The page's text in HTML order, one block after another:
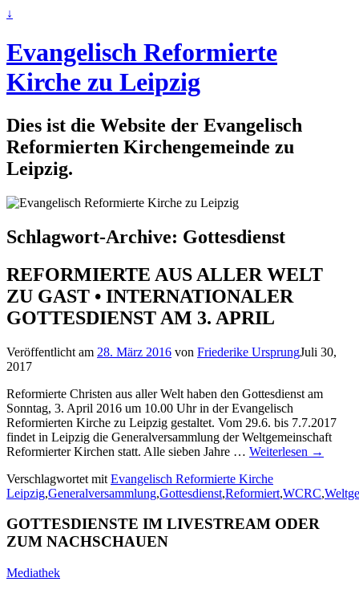
↓
Evangelisch Reformierte
Kirche zu Leipzig
Dies ist die Website der Evangelisch
Reformierten Kirchengemeinde zu
Leipzig.
Schlagwort-Archive: Gottesdienst
REFORMIERTE AUS ALLER WELT
ZU GAST • INTERNATIONALER
GOTTESDIENST AM 3. APRIL
Veröffentlicht am 28. März 2016 von Friederike UrsprungJuli 30,
2017
Reformierte Christen aus aller Welt haben den Gottesdienst am
Sonntag, 3. April 2016 um 10.00 Uhr in der Evangelisch
Reformierten Kirche zu Leipzig gestaltet. Vom 29.6. bis 7.7.2017
findet in Leipzig die Generalversammlung der Weltgemeinschaft
Reformierter Kirchen statt. Alle sieben Jahre … Weiterlesen →
Verschlagwortet mit Evangelisch Reformierte Kirche
Leipzig,Generalversammlung,Gottesdienst,Reformiert,WCRC,
GOTTESDIENSTE IM LIVESTREAM ODER
ZUM NACHSCHAUEN
Mediathek